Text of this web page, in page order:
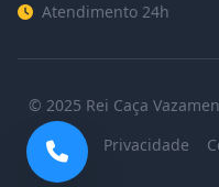
Atendimento 24h
© 2025 Rei Caça
Privacidade